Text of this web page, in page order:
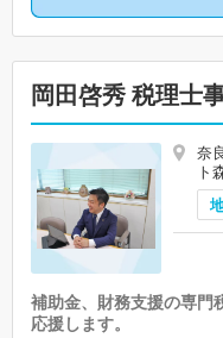
岡田啓秀 税理士
奈
ト
補助金、財務支援の専門
応援します。